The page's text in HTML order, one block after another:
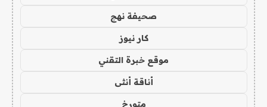
صحيفة نهج
كار نيوز
موقع خبرة التقني
أناقة أنثى
متورخ